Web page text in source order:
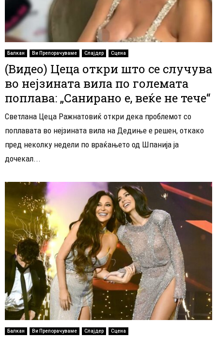
Балкан Ви Препорачуваме Слајдер Сцена
(Видео) Цеца откри што се случува
во нејзината вила по големата
поплава: „Санирано е, веќе не тече“
Светлана Цеца Ражнатовиќ откри дека проблемот со
поплавата во нејзината вила на Дедиње е решен, откако
пред неколку недели по враќањето од Шпанија ја
дочекал...
Балкан Ви Препорачуваме Слајдер Сцена